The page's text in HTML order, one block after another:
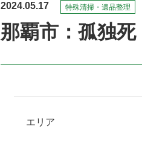
那覇市：孤独
2024.05.17 特殊清掃・遺品整理
エリア